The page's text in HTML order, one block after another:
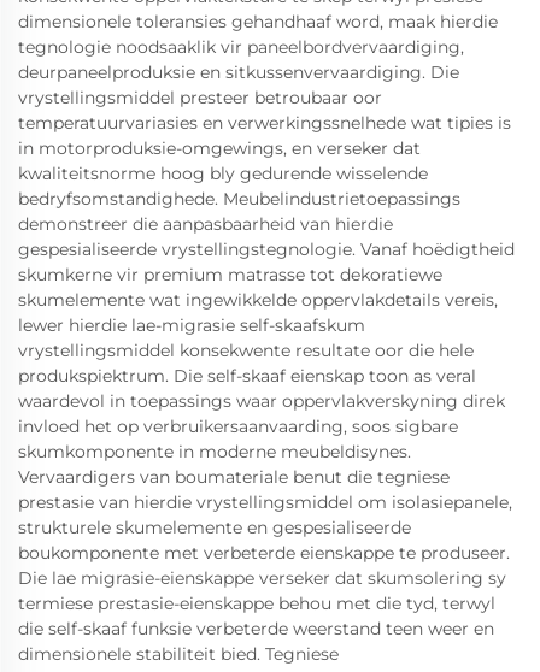
dimensionele toleransies gehandhaaf word, maak hierdie
tegnologie noodsaaklik vir paneelbordvervaardiging,
deurpaneelproduksie en sitkussenvervaardiging. Die
vrystellingsmiddel presteer betroubaar oor
temperatuurvariasies en verwerkingssnelhede wat tipies is
in motorproduksie-omgewings, en verseker dat
kwaliteitsnorme hoog bly gedurende wisselende
bedryfsomstandighede. Meubelindustrietoepassings
demonstreer die aanpasbaarheid van hierdie
gespesialiseerde vrystellingstegnologie. Vanaf hoëdigtheid
skumkerne vir premium matrasse tot dekoratiewe
skumelemente wat ingewikkelde oppervlakdetails vereis,
lewer hierdie lae-migrasie self-skaafskum
vrystellingsmiddel konsekwente resultate oor die hele
produkspiektrum. Die self-skaaf eienskap toon as veral
waardevol in toepassings waar oppervlakverskyning direk
invloed het op verbruikersaanvaarding, soos sigbare
skumkomponente in moderne meubeldisynes.
Vervaardigers van boumateriale benut die tegniese
prestasie van hierdie vrystellingsmiddel om isolasiepanele,
strukturele skumelemente en gespesialiseerde
boukomponente met verbeterde eienskappe te produseer.
Die lae migrasie-eienskappe verseker dat skumsolering sy
termiese prestasie-eienskappe behou met die tyd, terwyl
die self-skaaf funksie verbeterde weerstand teen weer en
dimensionele stabiliteit bied. Tegniese